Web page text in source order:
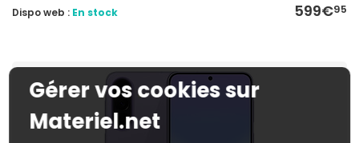
599€95
Dispo web : En stock
Gérer vos cookies sur
Materiel.net